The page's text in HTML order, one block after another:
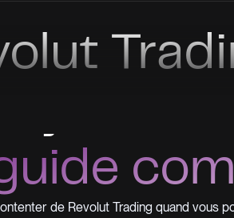
de Revolut Trading quand vous